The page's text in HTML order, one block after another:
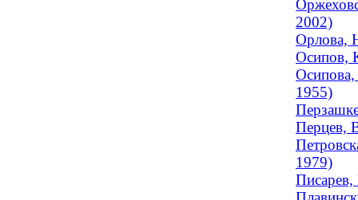
2002)
Орлова,
Осипов,
Осипова,
1955)
Перцев,
1979)
Писарев,